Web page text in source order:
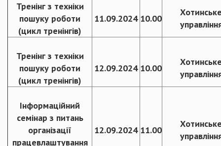
Тренінг з техніки
пошуку роботи
(цикл тренінгів)
11.09.2024 10.00
Тренінг з техніки
пошуку роботи
(цикл тренінгів)
12.09.2024 10.00
Інформаційний
семінар з питань
організації
працевлаштування
12.09.2024 11.00